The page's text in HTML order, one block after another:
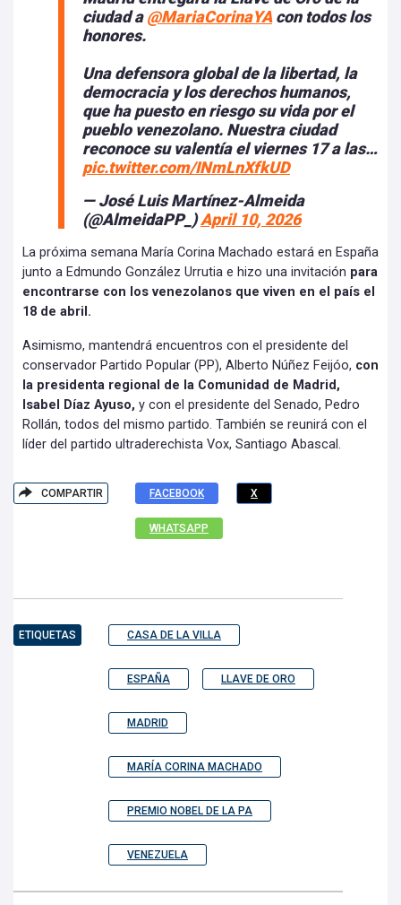
ciudad a@MariaCorinaYAcon todos los
honores.
Una defensora global de la libertad, la
democracia y los derechos humanos,
que ha puesto en riesgo su vida por el
pueblo venezolano. Nuestra ciudad
reconoce su valentía el viernes 17 a las…
pic.twitter.com/INmLnXfkUD
— José Luis Martínez-Almeida
(@AlmeidaPP_)April 10, 2026
La próxima semana María Corina Machado estará en España
junto a Edmundo González Urrutia e hizo una invitación para
encontrarse con los venezolanos que viven en el país el
18 de abril.
Asimismo, mantendrá encuentros con el presidente del
conservador Partido Popular (PP), Alberto Núñez Feijóo, con
la presidenta regional de la Comunidad de Madrid,
Isabel Díaz Ayuso, y con el presidente del Senado, Pedro
Rollán, todos del mismo partido. También se reunirá con el
líder del partido ultraderechista Vox, Santiago Abascal.
COMPARTIR FACEBOOK X
WHATSAPP
ETIQUETAS CASA DE LA VILLA
ESPAÑA LLAVE DE ORO
MADRID
MARÍA CORINA MACHADO
PREMIO NOBEL DE LA PA
VENEZUELA